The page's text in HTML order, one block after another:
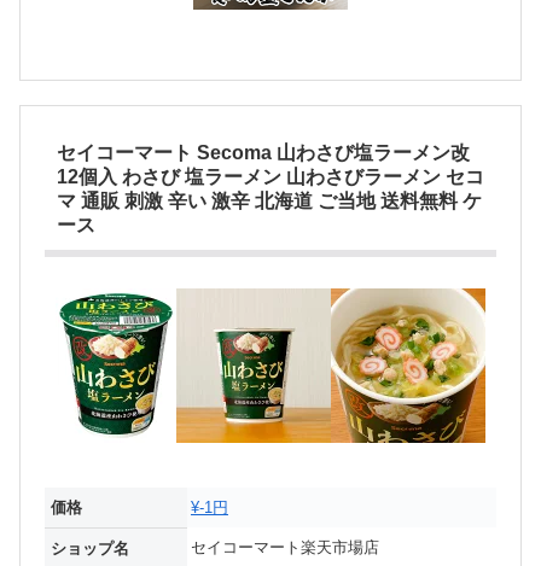
セイコーマート Secoma 山わさび塩ラーメン改
12個入 わさび 塩ラーメン 山わさびラーメン セコ
マ 通販 刺激 辛い 激辛 北海道 ご当地 送料無料 ケ
ース
価格 ¥-1円
ショップ名 セイコーマート楽天市場店